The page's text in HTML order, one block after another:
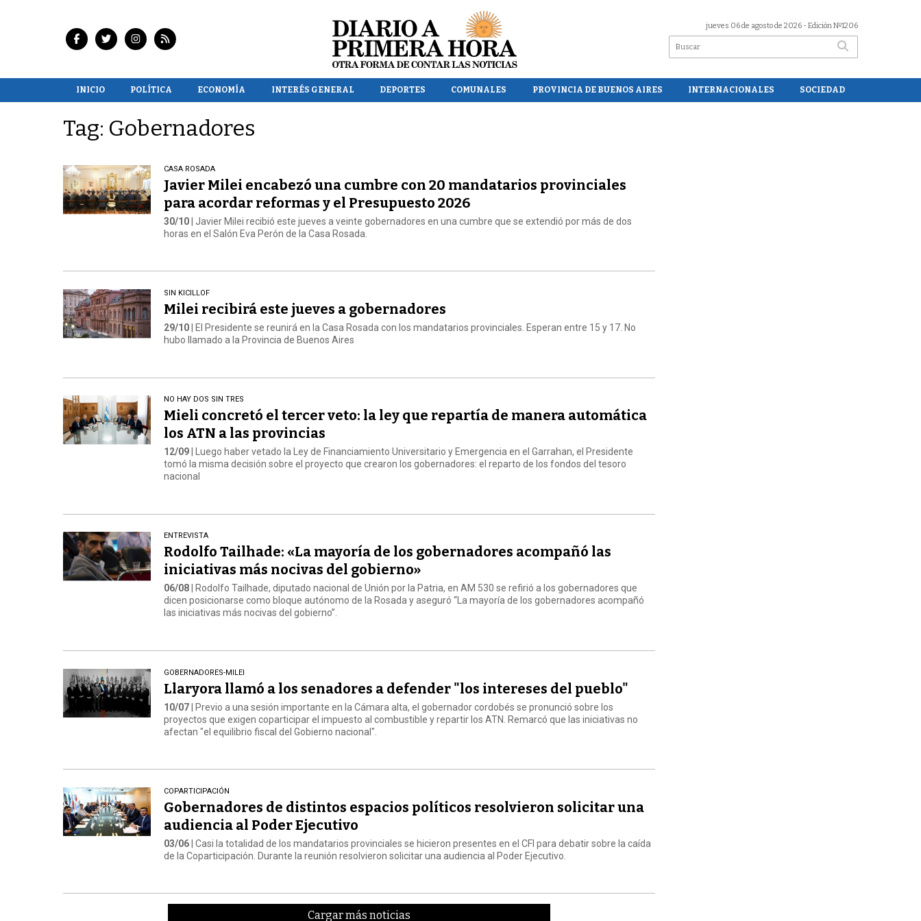
jueves 06 de agosto de 2026 - Edición Nº1206
INICIO POLÍTICA ECONOMÍA INTERÉS GENERAL DEPORTES COMUNALES PROVINCIA DE BUENOS AIRES INTERNACIONALES SOCIEDAD
Tag: Gobernadores
CASA ROSADA
Javier Milei encabezó una cumbre con 20 mandatarios provinciales
para acordar reformas y el Presupuesto 2026
30/10 | Javier Milei recibió este jueves a veinte gobernadores en una cumbre que se extendió por más de dos
horas en el Salón Eva Perón de la Casa Rosada.
SIN KICILLOF
Milei recibirá este jueves a gobernadores
29/10 | El Presidente se reunirá en la Casa Rosada con los mandatarios provinciales. Esperan entre 15 y 17. No
hubo llamado a la Provincia de Buenos Aires
NO HAY DOS SIN TRES
Mieli concretó el tercer veto: la ley que repartía de manera automática
los ATN a las provincias
12/09 | Luego haber vetado la Ley de Financiamiento Universitario y Emergencia en el Garrahan, el Presidente
tomó la misma decisión sobre el proyecto que crearon los gobernadores: el reparto de los fondos del tesoro
nacional
ENTREVISTA
Rodolfo Tailhade: «La mayoría de los gobernadores acompañó las
iniciativas más nocivas del gobierno»
06/08 | Rodolfo Tailhade, diputado nacional de Unión por la Patria, en AM 530 se refirió a los gobernadores que
dicen posicionarse como bloque autónomo de la Rosada y aseguró “La mayoría de los gobernadores acompañó
las iniciativas más nocivas del gobierno”.
GOBERNADORES-MILEI
Llaryora llamó a los senadores a defender "los intereses del pueblo"
10/07| Previo a una sesión importante en la Cámara alta, el gobernador cordobés se pronunció sobre los
proyectos que exigen coparticipar el impuesto al combustible y repartir los ATN. Remarcó que las iniciativas no
afectan "el equilibrio fiscal del Gobierno nacional".
COPARTICIPACIÓN
Gobernadores de distintos espacios políticos resolvieron solicitar una
audiencia al Poder Ejecutivo
03/06| Casi la totalidad de los mandatarios provinciales se hicieron presentes en el CFI para debatir sobre la caída
de la Coparticipación. Durante la reunión resolvieron solicitar una audiencia al Poder Ejecutivo.
Cargar más noticias